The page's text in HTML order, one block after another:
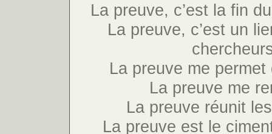
La preuve, c’est la fin
La preuve, c’est un
La preuve me permet
La preuve me
La preuve réunit
La preuve est le